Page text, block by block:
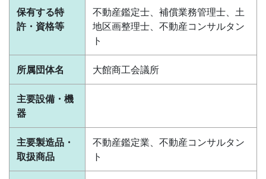
保有する特
許・資格等
不動産鑑定士、補償業務管理士、土
地区画整理士、不動産コンサルタン
ト
所属団体名 大館商工会議所
主要設備・機
器
主要製造品・
取扱商品
不動産鑑定業、不動産コンサルタン
ト